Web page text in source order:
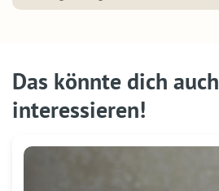
Das könnte dich auch
interessieren!